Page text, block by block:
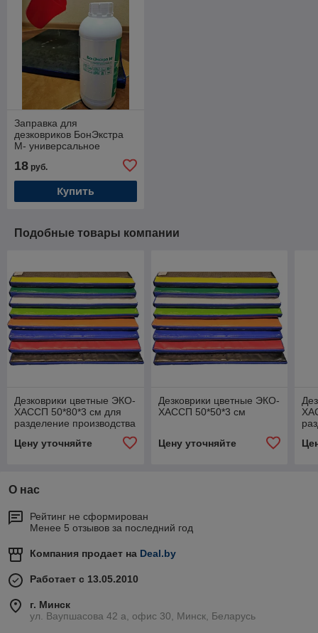
Заправка для
дезковриков БонЭкстра
М- универсальное
средство
18 руб.
Купить
Подобные товары компании
Дезковрики цветные ЭКО-
ХАССП 50*80*3 см для
разделение производства
на зоны уборки по цветам
Цену уточняйте
Дезковрики цветные ЭКО-
ХАССП 50*50*3 см
Цену уточняйте
О нас
Рейтинг не сформирован
Менее 5 отзывов за последний год
Компания продает на Deal.by
Работает с 13.05.2010
г. Минск
ул. Ваупшасова 42 а, офис 30, Минск, Беларусь